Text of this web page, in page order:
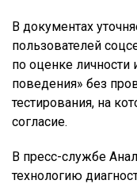
В документах
пользователей
по оценке
поведения» без
тестирования, на
согласие.
В пресс-службе
технологию